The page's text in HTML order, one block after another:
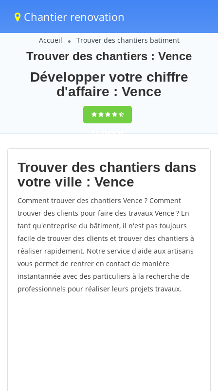
Chantier renovation
Accueil Trouver des chantiers batiment
Trouver des chantiers : Vence
Développer votre chiffre
d'affaire : Vence
9,5(100%)58
votes
Trouver des chantiers dans
votre ville : Vence
Comment trouver des chantiers Vence ? Comment
trouver des clients pour faire des travaux Vence ? En
tant qu'entreprise du bâtiment, il n'est pas toujours
facile de trouver des clients et trouver des chantiers à
réaliser rapidement. Notre service d'aide aux artisans
vous permet de rentrer en contact de manière
instantannée avec des particuliers à la recherche de
professionnels pour réaliser leurs projets travaux.